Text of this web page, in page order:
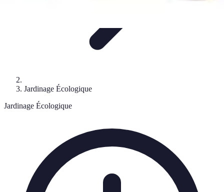
Jardinage Écologique
Jardinage Écologique